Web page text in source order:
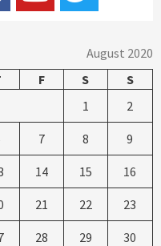
August 2020
F S
S
1
2
7 8 9
14 15 16
21 22 23
28 29 30